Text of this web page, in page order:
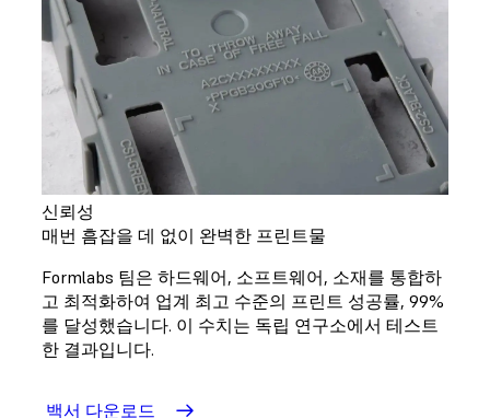
신뢰성
매번 흠잡을 데 없이 완벽한 프린트물
Formlabs 팀은 하드웨어, 소프트웨어, 소재를 통합하
고 최적화하여 업계 최고 수준의 프린트 성공률, 99%
를 달성했습니다. 이 수치는 독립 연구소에서 테스트
한 결과입니다.
백서 다운로드